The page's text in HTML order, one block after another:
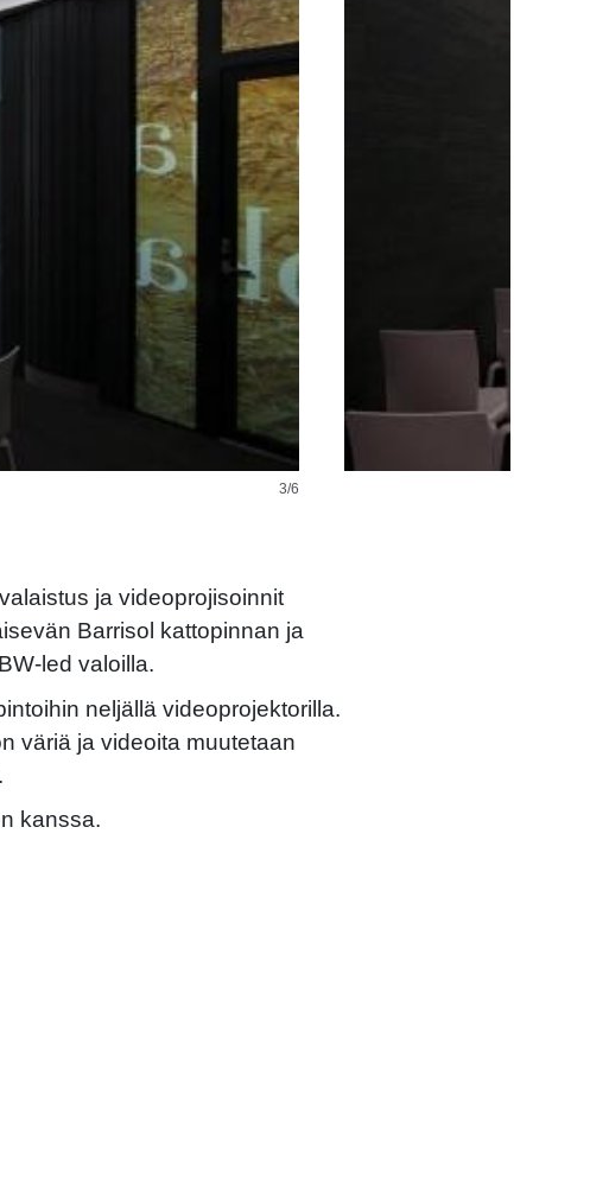
4/6
ja videoprojisoinnit
Barrisol kattopinnan ja
led valoilla.
neljällä videoprojektorilla.
väriä ja videoita muutetaan
kanssa.